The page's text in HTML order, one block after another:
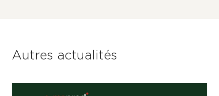
Autres actualités